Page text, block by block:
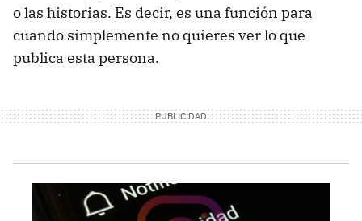
o las historias. Es decir, es una función para
cuando simplemente no quieres ver lo que
publica esta persona.